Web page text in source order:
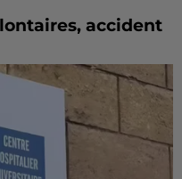
accident